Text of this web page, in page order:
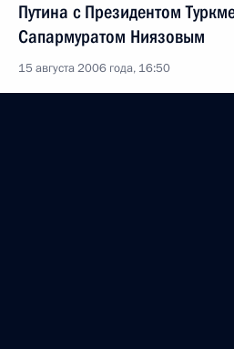
Путина с Президентом
Сапармуратом Ниязовым
15 августа 2006 года, 16:50